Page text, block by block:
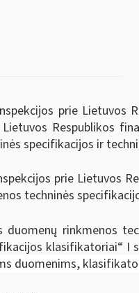
prie Lietuvos
Respublikos
specifikacijos ir
prie Lietuvos
techninės
duomenų rinkmenos
klasifikatoriai“ I
duomenims,